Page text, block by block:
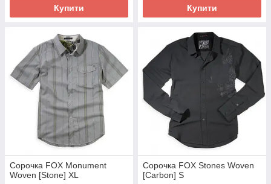
Купити Купити
Сорочка FOX Monument
Woven [Stone] XL
Сорочка FOX Stones Woven
[Carbon] S